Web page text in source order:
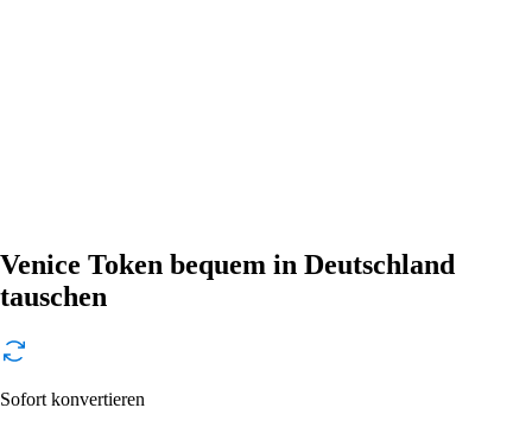
Venice Token bequem in Deutschland
tauschen
Sofort konvertieren